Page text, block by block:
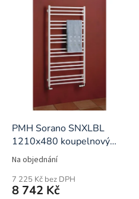
PMH Sorano SNXLBL
1210x480 koupelnový
radiátor
Na objednání
7 225 Kč bez DPH
8 742 Kč